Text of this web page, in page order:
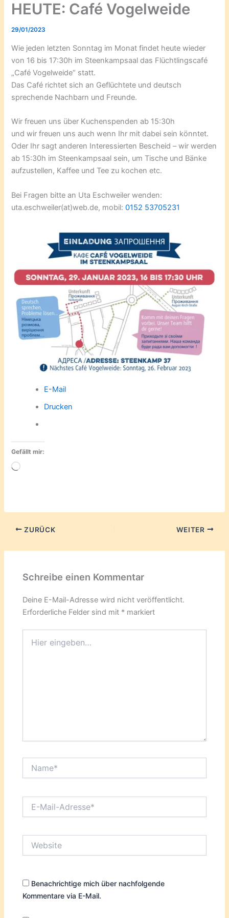
HEUTE: Café Vogelweide
29/01/2023
Wie jeden letzten Sonntag im Monat findet heute wieder
von 16 bis 17:30h im Steenkampsaal das Flüchtlingscafé
„Café Vogelweide“ statt.
Das Café richtet sich an Geflüchtete und deutsch
sprechende Nachbarn und Freunde.
Wir freuen uns über Kuchenspenden ab 15:30h
und wir freuen uns auch wenn Ihr mit dabei sein könntet.
Oder Ihr sagt anderen Interessierten Bescheid – wir werden
ab 15:30h im Steenkampsaal sein, um Tische und Bänke
aufzustellen, Kaffee und Tee zu kochen etc.
Bei Fragen bitte an Uta Eschweiler wenden:
uta.eschweiler(at)web.de, mobil:0152 53705231
E-Mail
Drucken
Gefällt mir:
Wird
ZURÜCK WEITER
Schreibe einen Kommentar
Deine E-Mail-Adresse wird nicht veröffentlicht.
Erforderliche Felder sind mit * markiert
eingeben…
Mail-
Benachrichtige mich über nachfolgende
Kommentare via E-Mail.